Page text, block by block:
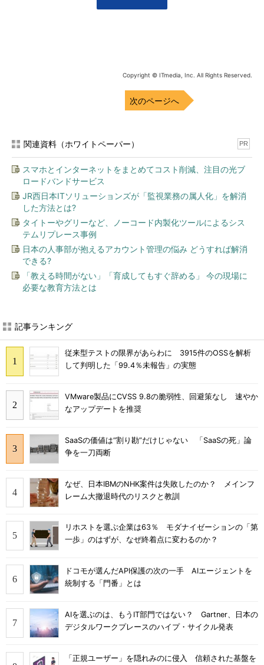
Copyright © ITmedia, Inc. All Rights Reserved.
次のページへ
関連資料（ホワイトペーパー） PR
スマホとインターネットをまとめてコスト削減、注目の光ブ
ロードバンドサービス
JR西日本ITソリューションズが「監視業務の属人化」を解消
した方法とは?
タイトーやグリーなど、ノーコード内製化ツールによるシス
テムリプレース事例
日本の人事部が抱えるアカウント管理の悩み どうすれば解消
できる?
「教える時間がない」「育成してもすぐ辞める」 今の現場に
必要な教育方法とは
記事ランキング
従来型テストの限界があらわに 3915件のOSSを解析
して判明した「99.4％未報告」の実態
VMware製品にCVSS 9.8の脆弱性、回避策なし 速やか
なアップデートを推奨
SaaSの価値は“割り勘”だけじゃない 「SaaSの死」論
争を一刀両断
なぜ、日本IBMのNHK案件は失敗したのか？ メインフ
レーム大撤退時代のリスクと教訓
リホストを選ぶ企業は63％ モダナイゼーションの「第
一歩」のはずが、なぜ終着点に変わるのか？
ドコモが選んだAPI保護の次の一手 AIエージェントを
統制する「門番」とは
AIを選ぶのは、もうIT部門ではない？ Gartner、日本の
デジタルワークプレースのハイプ・サイクル発表
「正規ユーザー」を隠れみのに侵入 信頼された基盤を